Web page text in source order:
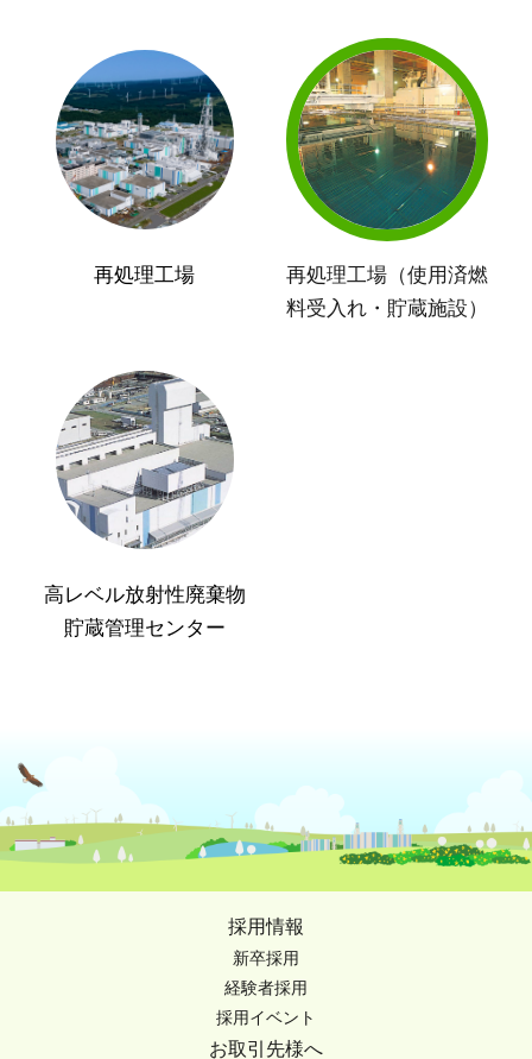
再処理工場
再処理工場（使用済燃
料受入れ・貯蔵施設）
高レベル放射性廃棄物
貯蔵管理センター
採用情報
新卒採用
経験者採用
採用イベント
お取引先様へ